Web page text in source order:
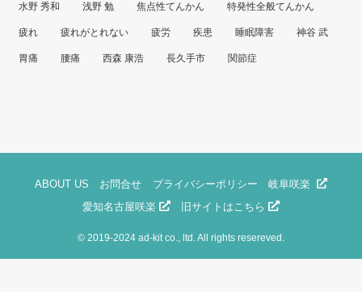
水野 秀和 浅野 勉 焦点性てんかん 特発性全般てんかん
疲れ 疲れがとれない 疲労 疾患 睡眠障害 神谷 武
胃痛 腰痛 西森 康浩 長久手市 関節症
ABOUT US お問合せ プライバシーポリシー
岐阜咲楽
愛知名古屋咲楽
旧サイトはこちら
© 2019-2024 ad-kit co., ltd. All rights resereved.